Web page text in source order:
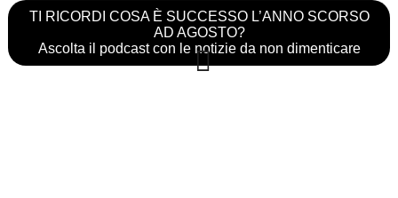
TI RICORDI COSA È SUCCESSO L’ANNO SCORSO
AD AGOSTO?
Ascolta il podcast con le notizie da non dimenticare